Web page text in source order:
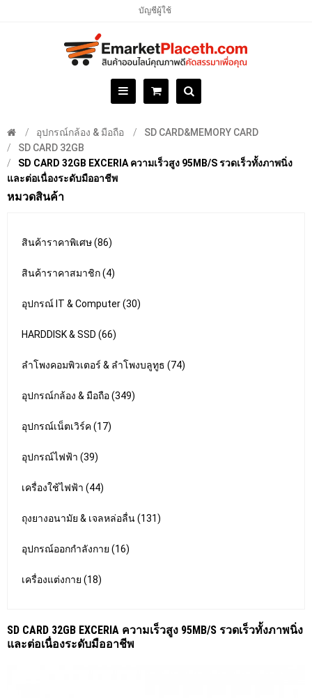
บัญชีผู้ใช้
อุปกรณ์กล้อง & มือถือ
SD CARD&MEMORY CARD
SD CARD 32GB
SD CARD 32GB EXCERIA ความเร็วสูง 95MB/S รวดเร็วทั้งภาพนิ่ง
และต่อเนื่องระดับมืออาชีพ
หมวดสินค้า
สินค้าราคาพิเศษ (86)
สินค้าราคาสมาชิก (4)
อุปกรณ์ IT & Computer (30)
HARDDISK & SSD (66)
ลำโพงคอมพิวเตอร์ & ลำโพงบลูทูธ (74)
อุปกรณ์กล้อง & มือถือ (349)
อุปกรณ์เน็ตเวิร์ค (17)
อุปกรณ์ไฟฟ้า (39)
เครื่องใช้ไฟฟ้า (44)
ถุงยางอนามัย & เจลหล่อลื่น (131)
อุปกรณ์ออกกำลังกาย (16)
เครื่องแต่งกาย (18)
SD CARD 32GB EXCERIA ความเร็วสูง 95MB/S รวดเร็วทั้งภาพนิ่ง
และต่อเนื่องระดับมืออาชีพ